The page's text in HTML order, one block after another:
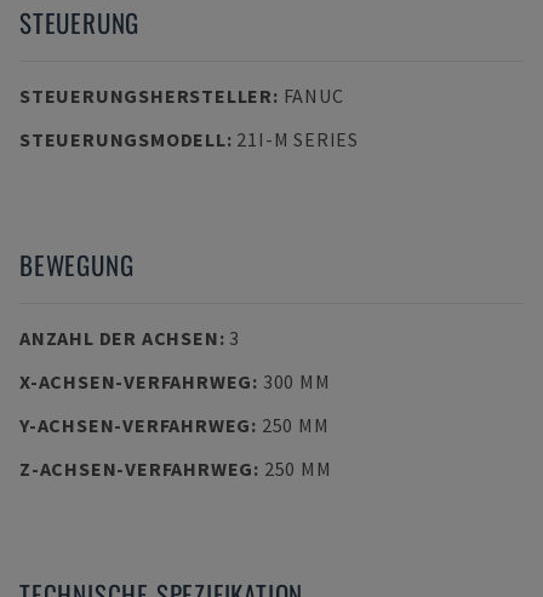
STEUERUNG
STEUERUNGSHERSTELLER: FANUC
STEUERUNGSMODELL: 21I-M SERIES
BEWEGUNG
ANZAHL DER ACHSEN: 3
X-ACHSEN-VERFAHRWEG: 300 MM
Y-ACHSEN-VERFAHRWEG: 250 MM
Z-ACHSEN-VERFAHRWEG: 250 MM